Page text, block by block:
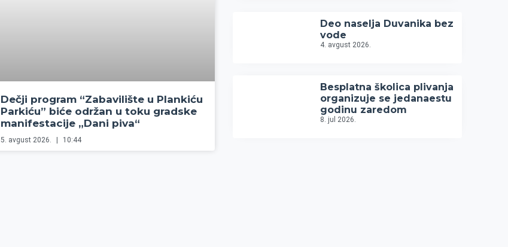
Dečji program “Zabavilište u Plankiću
Parkiću” biće održan u toku gradske
manifestacije „Dani piva“
5. avgust 2026. 10:44
Deo naselja Duvanika bez
vode
4. avgust 2026.
Besplatna školica plivanja
organizuje se jedanaestu
godinu zaredom
8. jul 2026.